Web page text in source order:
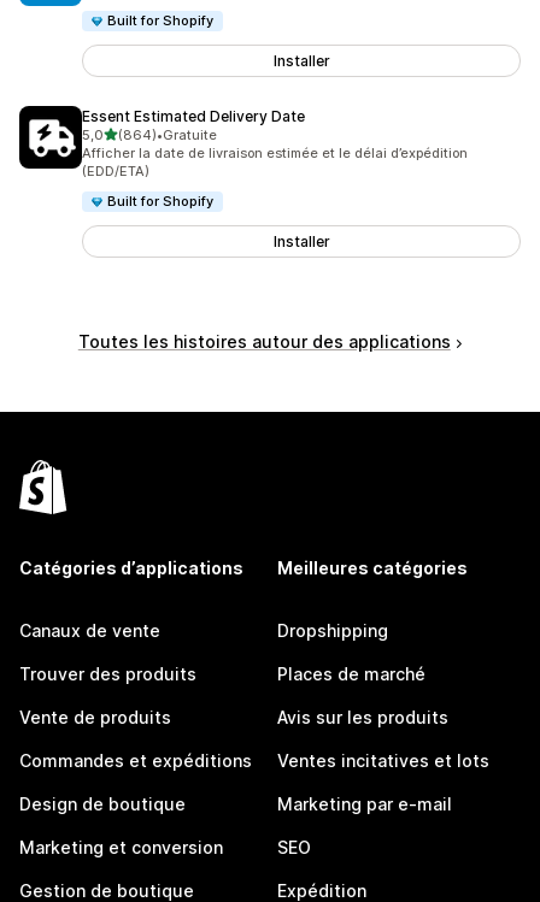
Built for Shopify
Installer
Essent Estimated Delivery Date
5,0étoile(s) sur 5
(864)
864 avis au total
•Gratuite
Afficher la date de livraison estimée et le délai d’expédition
(EDD/ETA)
Built for Shopify
Installer
Toutes les histoires autour des applications
Catégories d’applications
Canaux de vente
Trouver des produits
Vente de produits
Commandes et expéditions
Design de boutique
Marketing et conversion
Gestion de boutique
Meilleures catégories
Dropshipping
Places de marché
Avis sur les produits
Ventes incitatives et lots
Marketing par e-mail
SEO
Expédition